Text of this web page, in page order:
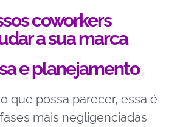
coworkers
a sua marca
e planejamento
que possa parecer, essa é
mais negligenciadas